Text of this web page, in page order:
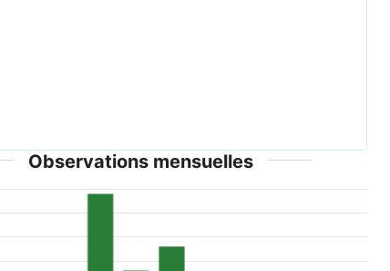
Observations mensuelles